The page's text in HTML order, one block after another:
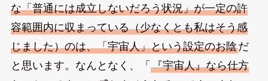
な「普通には成立しないだろう状況」が一定の許
容範囲内に収まっている（少なくとも私はそう感
じました）のは、「宇宙人」という設定のお陰だ
と思います。なんとなく、「 『宇宙人』なら仕方